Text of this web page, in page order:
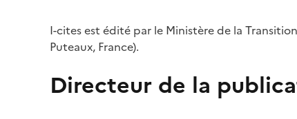
I-cites est édité par le Ministère de la
Puteaux, France).
Directeur de la